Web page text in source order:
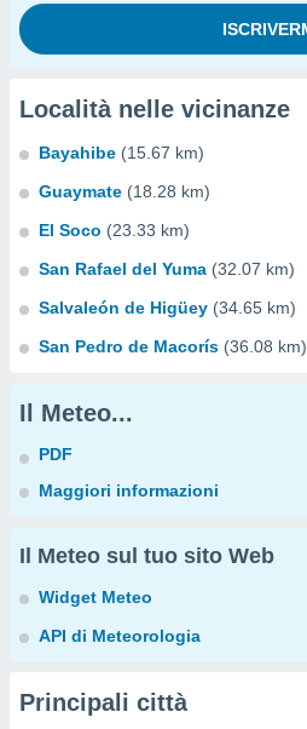
Località nelle vicinanze
Bayahibe (15.67 km)
Guaymate (18.28 km)
El Soco (23.33 km)
San Rafael del Yuma (32.07 km)
Salvaleón de Higüey (34.65 km)
San Pedro de Macorís (36.08 km)
Il Meteo...
PDF
Maggiori informazioni
Il Meteo sul tuo sito Web
Widget Meteo
API di Meteorologia
Principali città